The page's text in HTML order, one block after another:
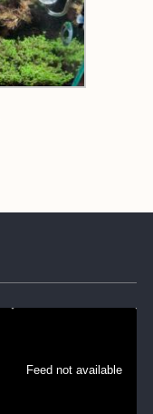
Feed not available